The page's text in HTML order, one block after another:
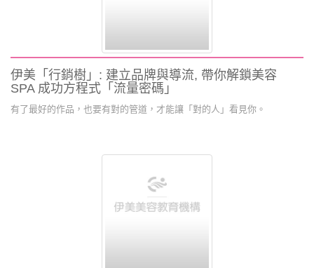
伊美「行銷樹」: 建立品牌與導流, 帶你解鎖美容
SPA 成功方程式「流量密碼」
有了最好的作品，也要有對的管道，才能讓「對的人」看見你。